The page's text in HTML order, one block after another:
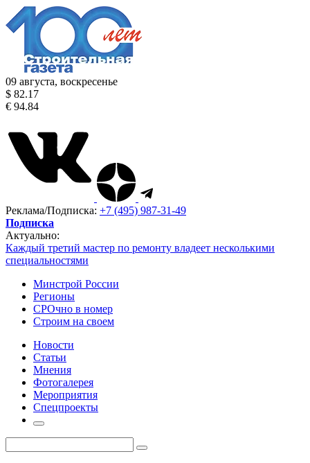
09 августа, воскресенье
$ 82.17
€ 94.84
Реклама/Подписка: +7 (495) 987-31-49
Подписка
Актуально:
Каждый третий мастер по ремонту владеет несколькими
специальностями
Минстрой России
Регионы
СРОчно в номер
Строим на своем
Новости
Статьи
Мнения
Фотогалерея
Мероприятия
Спецпроекты